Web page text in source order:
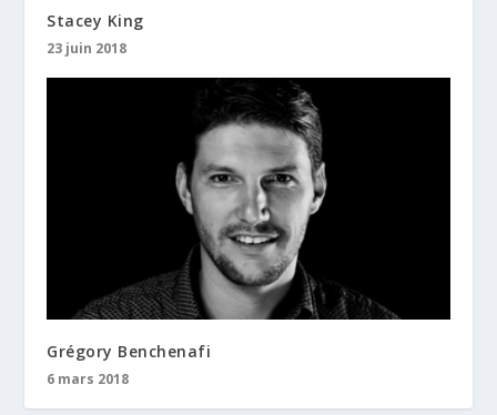
Stacey King
23 juin 2018
Grégory Benchenafi
6 mars 2018